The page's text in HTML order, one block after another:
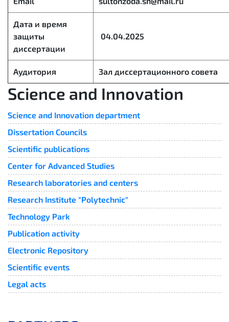
Дата и время
защиты
диссертации
04.04.2025
Аудитория Зал диссертационного совета
Science and Innovation
Science and Innovation department
Dissertation Councils
Scientific publications
Center for Advanced Studies
Research laboratories and centers
Research Institute "Polytechnic"
Technology Park
Publication activity
Electronic Repository
Scientific events
Legal acts